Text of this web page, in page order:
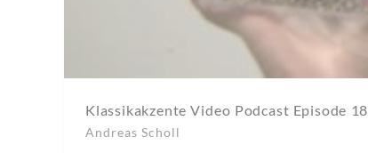
Klassikakzente Video Podcast Episode 18
Andreas Scholl